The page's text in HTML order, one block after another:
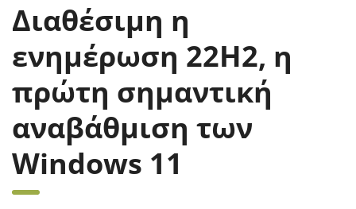
Διαθέσιμη η
ενημέρωση 22H2, η
πρώτη σημαντική
αναβάθμιση των
Windows 11